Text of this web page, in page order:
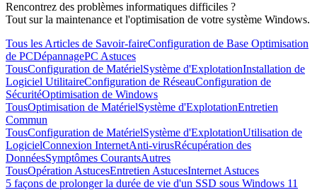
Rencontrez des problèmes informatiques difficiles ?
Tout sur la maintenance et l'optimisation de votre système Windows.
Tous les Articles de Savoir-faireConfiguration de Base Optimisation
de PCDépannagePC Astuces
TousConfiguration de MatérielSystème d'ExplotationInstallation de
Logiciel UtilitaireConfiguration de RéseauConfiguration de
SécuritéOptimisation de Windows
TousOptimisation de MatérielSystème d'ExplotationEntretien
Commun
TousConfiguration de MatérielSystème d'ExplotationUtilisation de
LogicielConnexion InternetAnti-virusRécupération des
DonnéesSymptômes CourantsAutres
TousOpération AstucesEntretien AstucesInternet Astuces
5 façons de prolonger la durée de vie d'un SSD sous Windows 11